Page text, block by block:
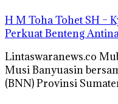
H M Toha Tohet SH –
Perkuat Benteng
Lintaswaranews.co
Musi Banyuasin
(BNN) Provinsi